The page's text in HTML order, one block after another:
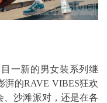
一新的男女装系列继
湃的RAVE VIBES狂欢
、沙滩派对，还是在各